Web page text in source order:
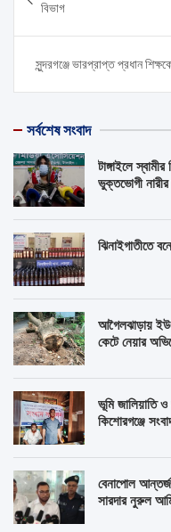
বিভাগ
সুন্দরগঞ্জে ভারপ্রাপ্ত প্রধান
সর্বশেষ সংবাদ
টাঙ্গাইলে
ভুক্তভোগী নারীর
ঝিনাইগাতীতে
আগৈলঝাড়ায়
কেটে নেয়ার
ভূমি জালিয়াতি
কিশোরগঞ্জে
বেনাপোল
সারদার নুরুল